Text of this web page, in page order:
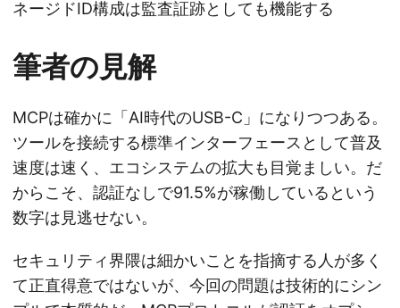
ネージドID構成は監査証跡としても機能する
筆者の見解
MCPは確かに「AI時代のUSB-C」になりつつある。
ツールを接続する標準インターフェースとして普及
速度は速く、エコシステムの拡大も目覚ましい。だ
からこそ、認証なしで91.5%が稼働しているという
数字は見逃せない。
セキュリティ界隈は細かいことを指摘する人が多く
て正直得意ではないが、今回の問題は技術的にシン